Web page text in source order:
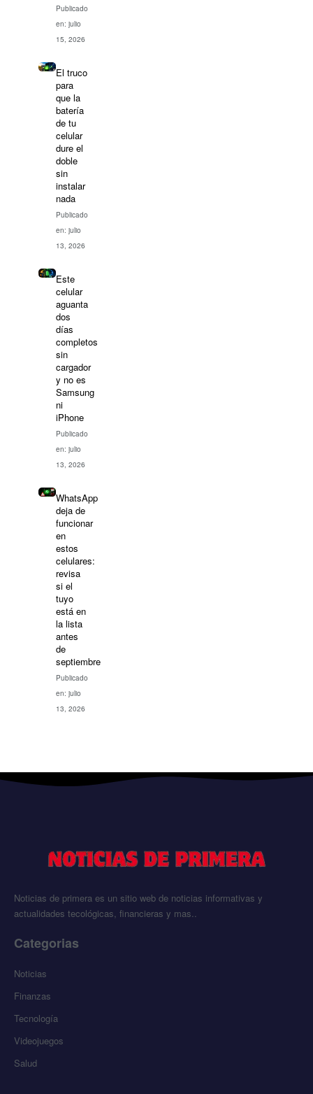
Publicado
en: julio
15, 2026
El truco
para
que la
batería
de tu
celular
dure el
doble
sin
instalar
nada
Publicado
en: julio
13, 2026
Este
celular
aguanta
dos
días
completos
sin
cargador
y no es
Samsung
ni
iPhone
Publicado
en: julio
13, 2026
WhatsApp
deja de
funcionar
en
estos
celulares:
revisa
si el
tuyo
está en
la lista
antes
de
septiembre
Publicado
en: julio
13, 2026
Noticias de primera es un sitio web de noticias informativas y
actualidades tecológicas, financieras y mas..
Categorias
Noticias
Finanzas
Tecnología
Videojuegos
Salud